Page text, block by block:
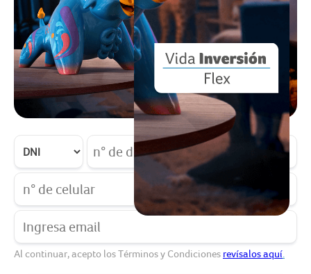
Al continuar, acepto los Términos y Condiciones revísalos aquí